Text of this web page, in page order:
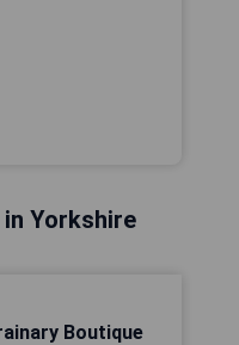
Yorkshire
Boutique